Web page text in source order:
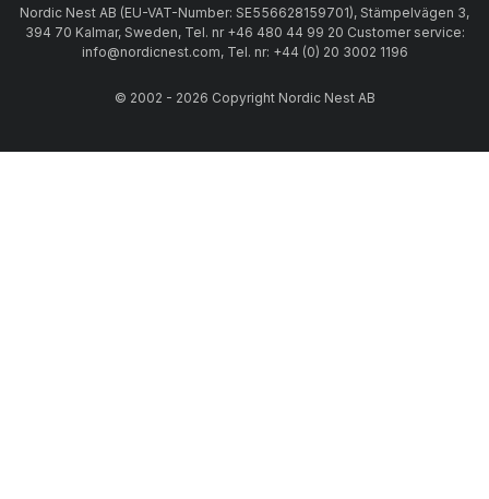
Nordic Nest AB (EU-VAT-Number: SE556628159701), Stämpelvägen 3,
394 70 Kalmar, Sweden, Tel. nr +46 480 44 99 20 Customer service:
info@nordicnest.com, Tel. nr: +44 (0) 20 3002 1196
© 2002 - 2026 Copyright Nordic Nest AB